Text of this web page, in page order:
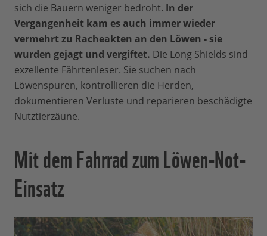
sich die Bauern weniger bedroht. In der
Vergangenheit kam es auch immer wieder
vermehrt zu Racheakten an den Löwen - sie
wurden gejagt und vergiftet. Die Long Shields sind
exzellente Fährtenleser. Sie suchen nach
Löwenspuren, kontrollieren die Herden,
dokumentieren Verluste und reparieren beschädigte
Nutztierzäune.
Mit dem Fahrrad zum Löwen-Not-
Einsatz